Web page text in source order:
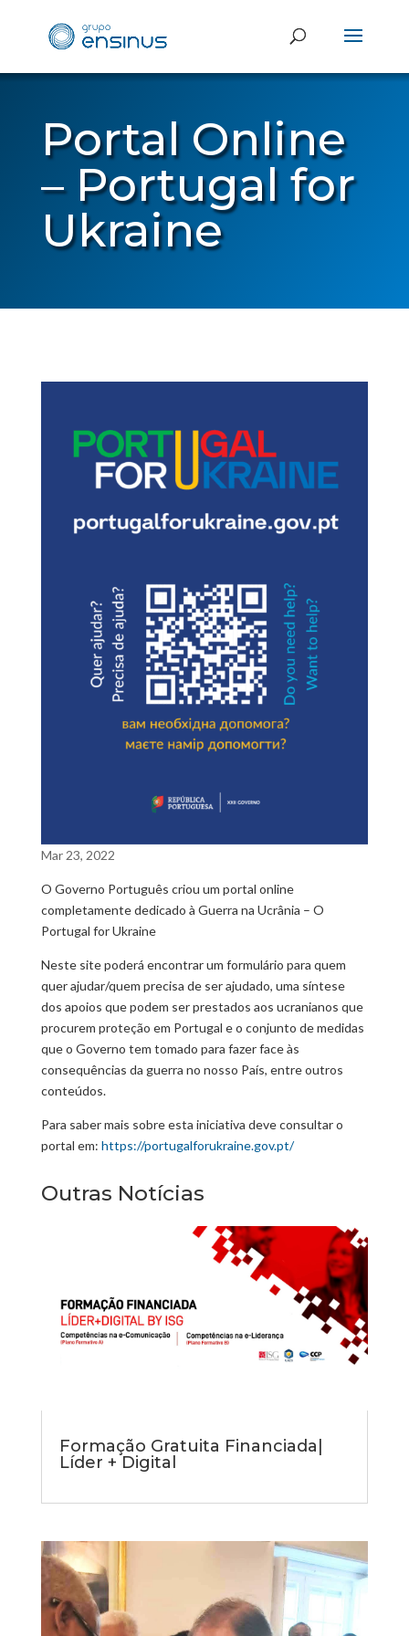
Portal Online
– Portugal for
Ukraine
Mar 23, 2022
O Governo Português criou um portal online
completamente dedicado à Guerra na Ucrânia – O
Portugal for Ukraine
Neste site poderá encontrar um formulário para quem
quer ajudar/quem precisa de ser ajudado, uma síntese
dos apoios que podem ser prestados aos ucranianos que
procurem proteção em Portugal e o conjunto de medidas
que o Governo tem tomado para fazer face às
consequências da guerra no nosso País, entre outros
conteúdos.
Para saber mais sobre esta iniciativa deve consultar o
portal em: https://portugalforukraine.gov.pt/
Outras Notícias
Formação Gratuita Financiada|
Líder + Digital